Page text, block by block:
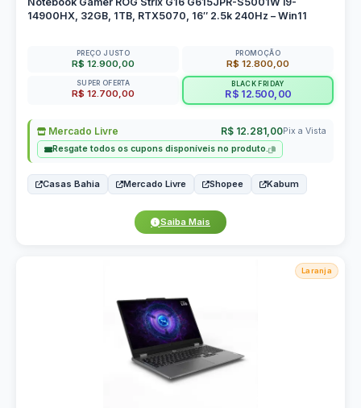
14900HX, 32GB, 1TB, RTX5070, 16″ 2.5k 240Hz – Win11
PREÇO JUSTO
R$ 12.900,00
PROMOÇÃO
R$ 12.800,00
SUPER OFERTA
R$ 12.700,00
BLACK FRIDAY
R$ 12.500,00
Mercado Livre R$ 12.281,00Pix a Vista
Resgate todos os cupons disponíveis no produto.
Casas Bahia Mercado Livre Shopee Kabum
Saiba Mais
Laranja